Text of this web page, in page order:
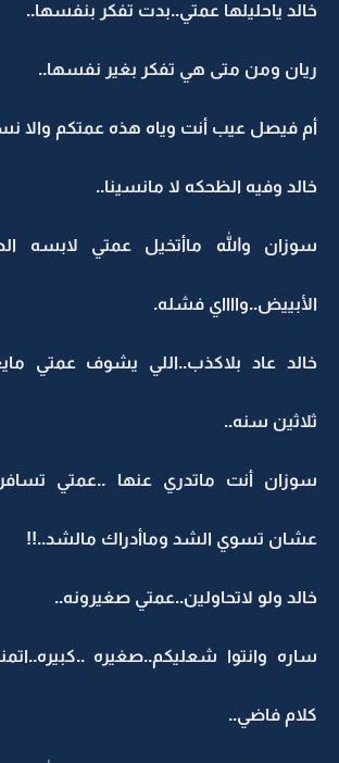
خالد ياحليلها عمتي..بدت تفكر بنفسها..
ريان ومن متى هي تفكر بغير نفسها..
أم فيصل عيب أنت وياه هذه عمتكم والا
خالد وفيه الظحكه لا مانسينا..
سوزان والله ماأتخيل عمتي لابسه
الأبييض..وااااي فشله.
خالد عاد بلاكذب..اللي يشوف عمتي
ثلاثين سنه..
سوزان أنت ماتدري عنها ..عمتي
عشان تسوي الشد وماأدراك مالشد..!!
خالد ولو لاتحاولين..عمتي صغيرونه..
ساره وانتوا شعليكم..صغيره
كلام فاضي..